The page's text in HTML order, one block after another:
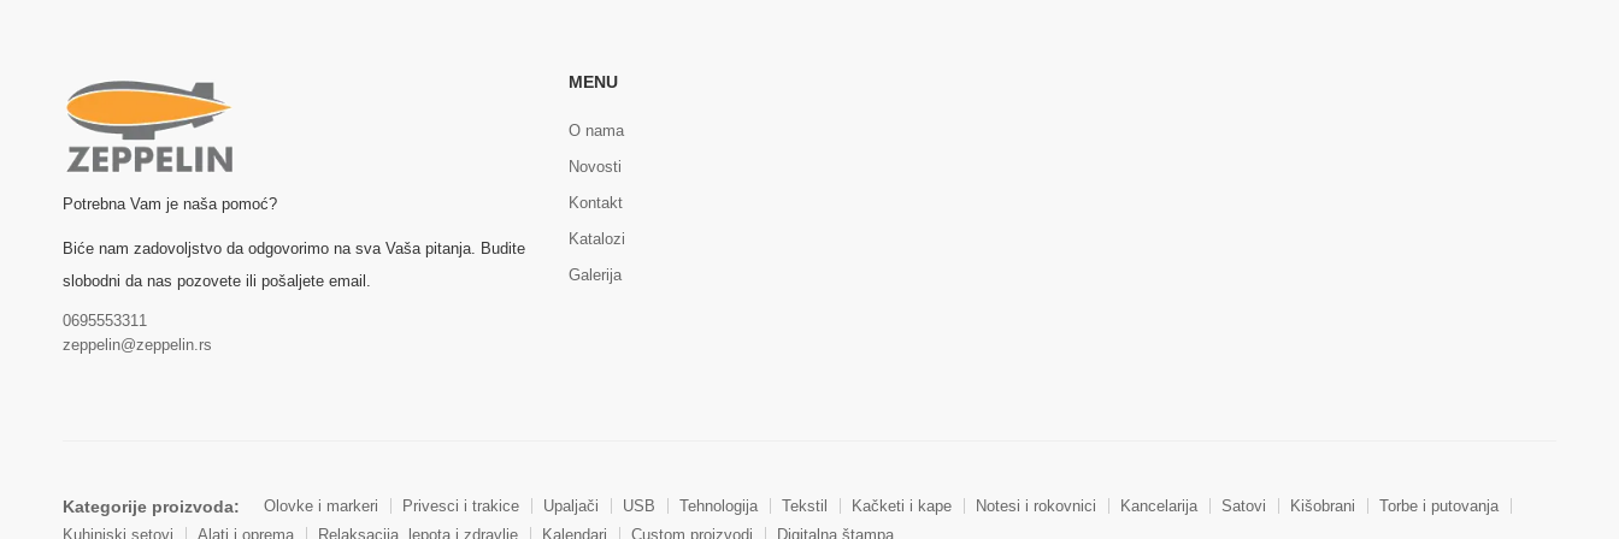
Potrebna Vam je naša pomoć?
Biće nam zadovoljstvo da odgovorimo na sva Vaša pitanja. Budite
slobodni da nas pozovete ili pošaljete email.
0695553311
zeppelin@zeppelin.rs
MENU
O nama
Novosti
Kontakt
Katalozi
Galerija
Kategorije proizvoda: Olovke i markeri Privesci i trakice Upaljači USB Tehnologija Tekstil Kačketi i kape Notesi i rokovnici Kancelarija Satovi Kišobrani
Torbe i putovanja
Kuhinjski setovi
Alati i oprema Relaksacija, lepota i zdravlje Kalendari Custom proizvodi Digitalna štampa